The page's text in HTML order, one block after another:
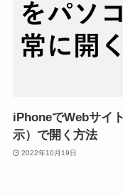
iPhoneでWebサイ
示）で開く方法
2022年10月19日